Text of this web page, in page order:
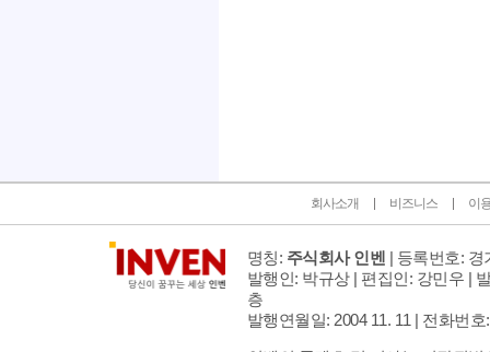
회사소개 비즈니스 이
명칭: 주식회사 인벤 | 등록번호: 경
발행인: 박규상 | 편집인: 강민우 |
층
발행연월일: 2004 11. 11 | 전화번호